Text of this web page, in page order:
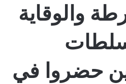
والوقاية
حضروا في